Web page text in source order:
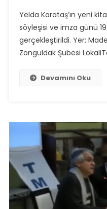
Yelda Karataş’ın yeni
söyleşisi ve imza günü 19
gerçekleştirildi. Yer:
Zonguldak Şubesi
Devamını Oku